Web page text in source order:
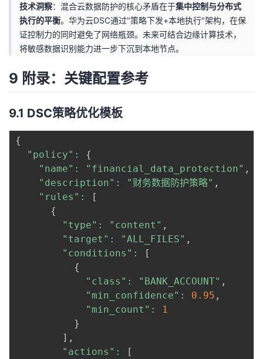
技术洞察：混合云数据防护的核心矛盾在于集中控制与分布式
执行的平衡。华为云DSC通过"策略下发+本地执行"架构，在保
证控制力的同时避免了网络瓶颈。未来可结合边缘计算技术，
将敏感数据识别能力进一步下沉到本地节点。
9 附录：关键配置参考
9.1 DSC策略优化模板
{
"policy" :
{
"name" : "financial_data_protection" ,
"description" : "财务数据防护策略" ,
"rules" :
[
{
"type" : "content" ,
"target" : "ALL_FILES" ,
"conditions" :
[
{
"class" : "BANK_ACCOUNT" ,
"min_confidence" : 0.95 ,
"min_count" :
1
}
] ,
"actions" :
[